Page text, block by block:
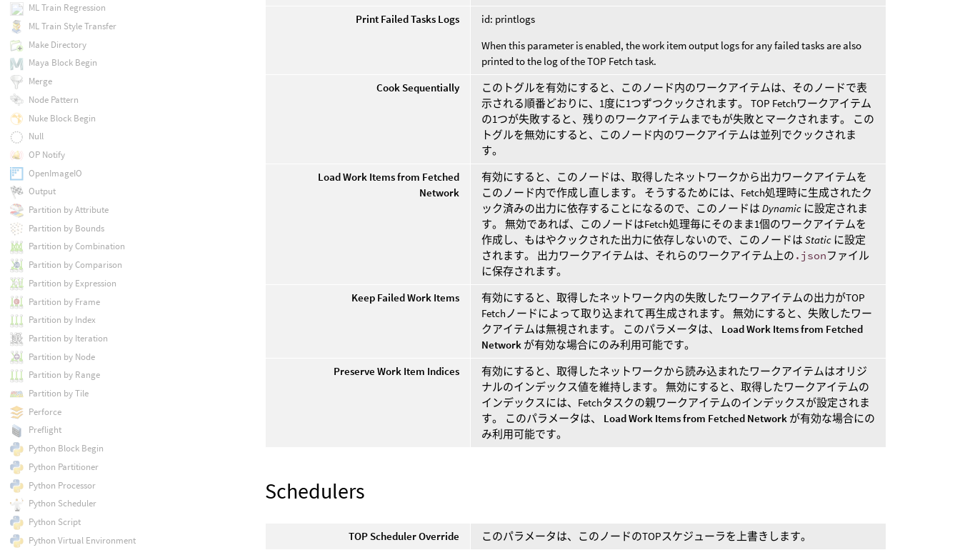
Print Failed Tasks Logs
id: printlogs
When this parameter is enabled, the work item output logs for any failed tasks are also
printed to the log of the TOP Fetch task.
Cook Sequentially
このトグルを有効にすると、このノード内のワークアイテムは、そのノードで表
示される順番どおりに、1度に1つずつクックされます。 TOP Fetchワークアイテム
の1つが失敗すると、残りのワークアイテムまでもが失敗とマークされます。 この
トグルを無効にすると、このノード内のワークアイテムは並列でクックされま
す。
Load Work Items from Fetched
Network
有効にすると、このノードは、取得したネットワークから出力ワークアイテムを
このノード内で作成し直します。 そうするためには、Fetch処理時に生成されたク
ック済みの出力に依存することになるので、このノードはDynamic に設定されま
す。 無効であれば、このノードはFetch処理毎にそのまま1個のワークアイテムを
作成し、もはやクックされた出力に依存しないので、このノードはStatic に設定
されます。 出力ワークアイテムは、それらのワークアイテム上の .jsonファイル
に保存されます。
Keep Failed Work Items
有効にすると、取得したネットワーク内の失敗したワークアイテムの出力がTOP
Fetchノードによって取り込まれて再生成されます。 無効にすると、失敗したワー
クアイテムは無視されます。 このパラメータは、 Load Work Items from Fetched
Network が有効な場合にのみ利用可能です。
Preserve Work Item Indices
有効にすると、取得したネットワークから読み込まれたワークアイテムはオリジ
ナルのインデックス値を維持します。 無効にすると、取得したワークアイテムの
インデックスには、Fetchタスクの親ワークアイテムのインデックスが設定されま
す。 このパラメータは、 Load Work Items from Fetched Network が有効な場合にの
み利用可能です。
Schedulers
TOP Scheduler Override
このパラメータは、このノードのTOPスケジューラを上書きします。
ML Train Regression
ML Train Style Transfer
Make Directory
Maya Block Begin
Merge
Node Pattern
Nuke Block Begin
Null
OP Notify
OpenImageIO
Output
Partition by Attribute
Partition by Bounds
Partition by Combination
Partition by Comparison
Partition by Expression
Partition by Frame
Partition by Index
Partition by Iteration
Partition by Node
Partition by Range
Partition by Tile
Perforce
Preflight
Python Block Begin
Python Partitioner
Python Processor
Python Scheduler
Python Script
Python Virtual Environment